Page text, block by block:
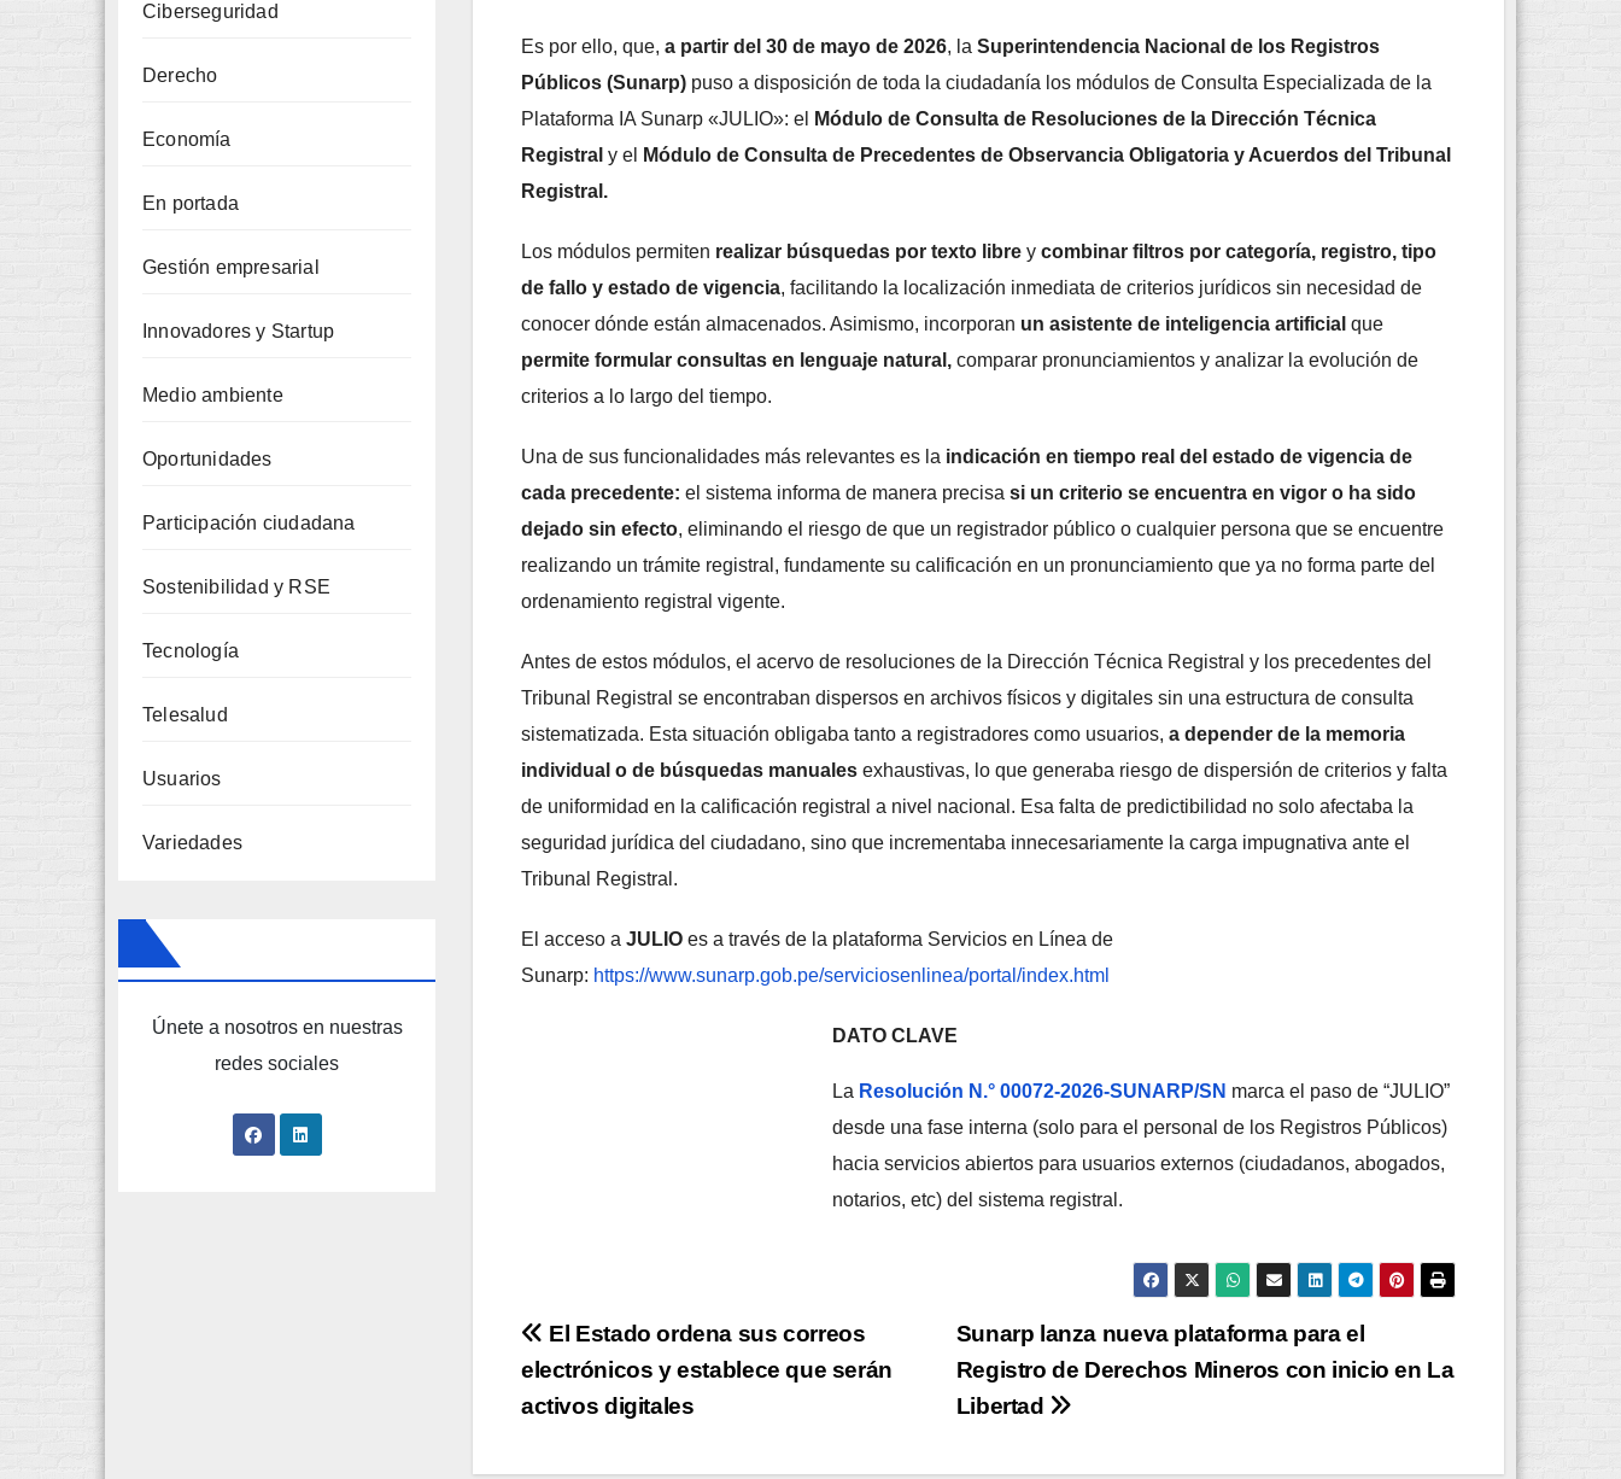
Ciberseguridad
Derecho
Economía
En portada
Gestión empresarial
Innovadores y Startup
Medio ambiente
Oportunidades
Participación ciudadana
Sostenibilidad y RSE
Tecnología
Telesalud
Usuarios
Variedades
Únete a nosotros en nuestras
redes sociales
Es por ello, que, a partir del 30 de mayo de 2026, la Superintendencia Nacional de los Registros
Públicos (Sunarp) puso a disposición de toda la ciudadanía los módulos de Consulta Especializada de la
Plataforma IA Sunarp «JULIO»: el
Módulo de Consulta de Resoluciones de la Dirección Técnica
Registral y el
Módulo de Consulta de Precedentes de Observancia Obligatoria y Acuerdos del Tribunal
Registral.
Los módulos permiten realizar búsquedas por texto libre y combinar filtros por categoría, registro, tipo
de fallo y estado de vigencia, facilitando la localización inmediata de criterios jurídicos sin necesidad de
conocer dónde están almacenados. Asimismo, incorporan un asistente de inteligencia artificial que
permite formular consultas en lenguaje natural, comparar pronunciamientos y analizar la evolución de
criterios a lo largo del tiempo.
Una de sus funcionalidades más relevantes es la indicación en tiempo real del estado de vigencia de
cada precedente: el sistema informa de manera precisa si un criterio se encuentra en vigor o ha sido
dejado sin efecto, eliminando el riesgo de que un registrador público o cualquier persona que se encuentre
realizando un trámite registral, fundamente su calificación en un pronunciamiento que ya no forma parte del
ordenamiento registral vigente.
Antes de estos módulos, el acervo de resoluciones de la Dirección Técnica Registral y los precedentes del
Tribunal Registral se encontraban dispersos en archivos físicos y digitales sin una estructura de consulta
sistematizada. Esta situación obligaba tanto a registradores como usuarios, a depender de la memoria
individual o de búsquedas manuales exhaustivas, lo que generaba riesgo de dispersión de criterios y falta
de uniformidad en la calificación registral a nivel nacional. Esa falta de predictibilidad no solo afectaba la
seguridad jurídica del ciudadano, sino que incrementaba innecesariamente la carga impugnativa ante el
Tribunal Registral.
El acceso a JULIO es a través de la plataforma Servicios en Línea de
Sunarp: https://www.sunarp.gob.pe/serviciosenlinea/portal/index.html
DATO CLAVE
La Resolución N.° 00072-2026-SUNARP/SN marca el paso de “JULIO”
desde una fase interna (solo para el personal de los Registros Públicos)
hacia servicios abiertos para usuarios externos (ciudadanos, abogados,
notarios, etc) del sistema registral.
Navegación
de
Sunarp lanza nueva plataforma para el
Registro de Derechos Mineros con inicio en La
Libertad
El Estado ordena sus correos
electrónicos y establece que serán
activos digitales